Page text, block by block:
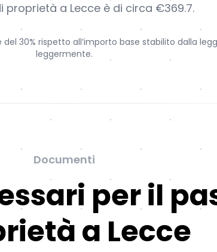
proprietà a Lecce è di circa €369.7.
30% rispetto all’importo base stabilito dalla
leggermente.
Documenti
per il
a Lecce